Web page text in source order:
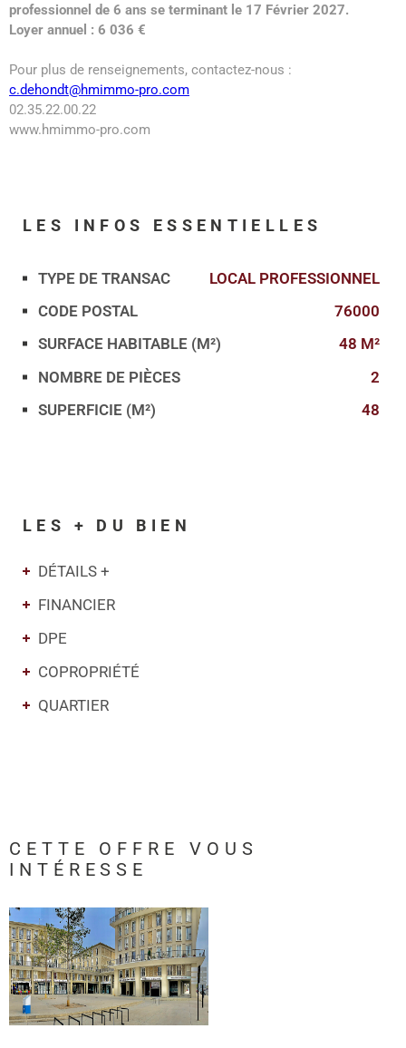
professionnel de 6 ans se terminant le 17 Février 2027.
Loyer annuel : 6 036 €
Pour plus de renseignements, contactez-nous :
c.dehondt@hmimmo-pro.com
02.35.22.00.22
www.hmimmo-pro.com
LES INFOS ESSENTIELLES
Caractérisque Valeurs
TYPE DE TRANSAC
LOCAL PROFESSIONNEL
CODE POSTAL
76000
SURFACE HABITABLE (M²)
48 M²
NOMBRE DE PIÈCES
2
SUPERFICIE (M²)
48
LES + DU BIEN
DÉTAILS +
FINANCIER
DPE
COPROPRIÉTÉ
QUARTIER
CETTE OFFRE
VOUS
INTÉRESSE